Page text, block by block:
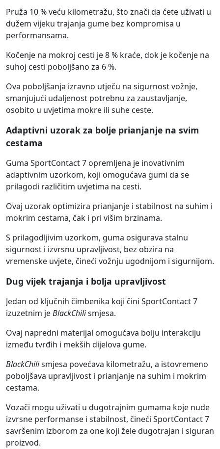
Pruža 10 % veću kilometražu, što znači da ćete uživati u
dužem vijeku trajanja gume bez kompromisa u
performansama.
Kočenje na mokroj cesti je 8 % kraće, dok je kočenje na
suhoj cesti poboljšano za 6 %.
Ova poboljšanja izravno utječu na sigurnost vožnje,
smanjujući udaljenost potrebnu za zaustavljanje,
osobito u uvjetima mokre ili suhe ceste.
Adaptivni uzorak za bolje prianjanje na svim
cestama
Guma SportContact 7 opremljena je inovativnim
adaptivnim uzorkom, koji omogućava gumi da se
prilagodi različitim uvjetima na cesti.
Ovaj uzorak optimizira prianjanje i stabilnost na suhim i
mokrim cestama, čak i pri višim brzinama.
S prilagodljivim uzorkom, guma osigurava stalnu
sigurnost i izvrsnu upravljivost, bez obzira na
vremenske uvjete, čineći vožnju ugodnijom i sigurnijom.
Dug vijek trajanja i bolja upravljivost
Jedan od ključnih čimbenika koji čini SportContact 7
izuzetnim jeBlackChilismjesa.
Ovaj napredni materijal omogućava bolju interakciju
između tvrđih i mekših dijelova gume.
BlackChilismjesa povećava kilometražu, a istovremeno
poboljšava upravljivost i prianjanje na suhim i mokrim
cestama.
Vozači mogu uživati u dugotrajnim gumama koje nude
izvrsne performanse i stabilnost, čineći SportContact 7
savršenim izborom za one koji žele dugotrajan i siguran
proizvod.